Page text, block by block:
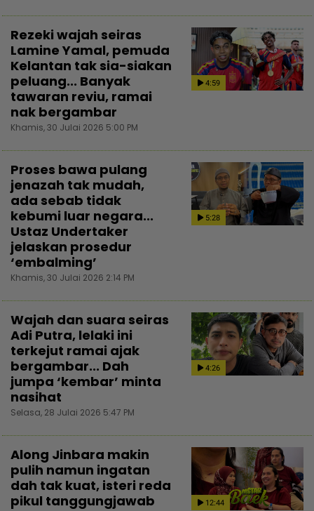
4:59
Rezeki wajah seiras
Lamine Yamal, pemuda
Kelantan tak sia-siakan
peluang... Banyak
tawaran reviu, ramai
nak bergambar
Khamis, 30 Julai 2026 5:00 PM
5:28
Proses bawa pulang
jenazah tak mudah,
ada sebab tidak
kebumi luar negara...
Ustaz Undertaker
jelaskan prosedur
‘embalming’
Khamis, 30 Julai 2026 2:14 PM
4:26
Wajah dan suara seiras
Adi Putra, lelaki ini
terkejut ramai ajak
bergambar... Dah
jumpa ‘kembar’ minta
nasihat
Selasa, 28 Julai 2026 5:47 PM
12:44
Along Jinbara makin
pulih namun ingatan
dah tak kuat, isteri reda
pikul tanggungjawab